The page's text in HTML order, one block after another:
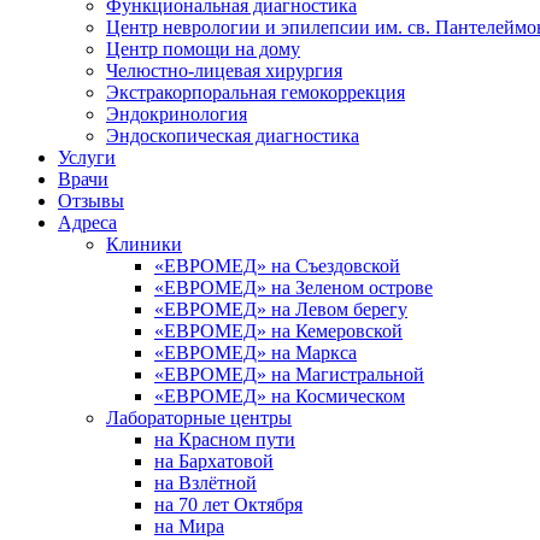
Функциональная диагностика
Центр неврологии и эпилепсии им. св.
Центр помощи на дому
Челюстно-лицевая хирургия
Экстракорпоральная гемокоррекция
Эндокринология
Эндоскопическая диагностика
Услуги
Врачи
Отзывы
Адреса
Клиники
«ЕВРОМЕД» на Съездовской
«ЕВРОМЕД» на Зеленом острове
«ЕВРОМЕД» на Левом берегу
«ЕВРОМЕД» на Кемеровской
«ЕВРОМЕД» на Маркса
«ЕВРОМЕД» на Магистральной
«ЕВРОМЕД» на Космическом
Лабораторные центры
на Красном пути
на Бархатовой
на Взлётной
на 70 лет Октября
на Мира